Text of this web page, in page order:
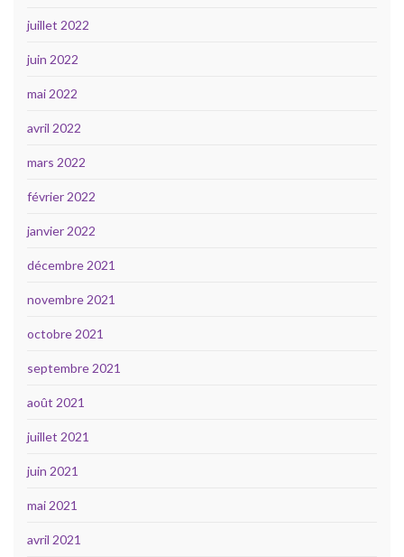
juillet 2022
juin 2022
mai 2022
avril 2022
mars 2022
février 2022
janvier 2022
décembre 2021
novembre 2021
octobre 2021
septembre 2021
août 2021
juillet 2021
juin 2021
mai 2021
avril 2021